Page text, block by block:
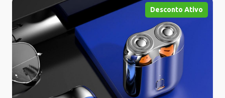
Desconto Ativo